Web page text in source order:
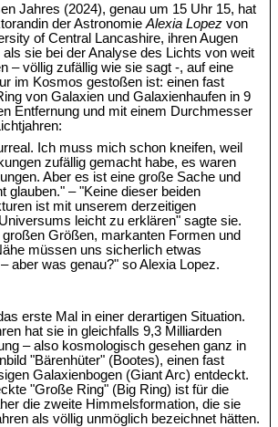
Jahres (2024), genau um 15 Uhr 15, hat
der AstronomieAlexia Lopez von
of Central Lancashire, ihren Augen
als sie bei der Analyse des Lichts von weit
– völlig zufällig wie sie sagt -, auf eine
im Kosmos gestoßen ist: einen fast
von Galaxien und Galaxienhaufen in 9
Entfernung und mit einem Durchmesser
Ich muss mich schon kneifen, weil
zufällig gemacht habe, es waren
Aber es ist eine große Sache und
glauben." – "Keine dieser beiden
ist mit unserem derzeitigen
leicht zu erklären" sagte sie.
Größen, markanten Formen und
müssen uns sicherlich etwas
aber was genau?" so Alexia Lopez.
erste Mal in einer derartigen Situation.
hat sie in gleichfalls 9,3 Milliarden
– also kosmologisch gesehen ganz in
"Bärenhüter" (Bootes), einen fast
Galaxienbogen (Giant Arc) entdeckt.
"Große Ring" (Big Ring) ist für die
die zweite Himmelsformation, die sie
als völlig unmöglich bezeichnet hätten.